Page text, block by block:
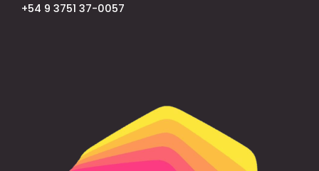
+54 9 3751 37-0057